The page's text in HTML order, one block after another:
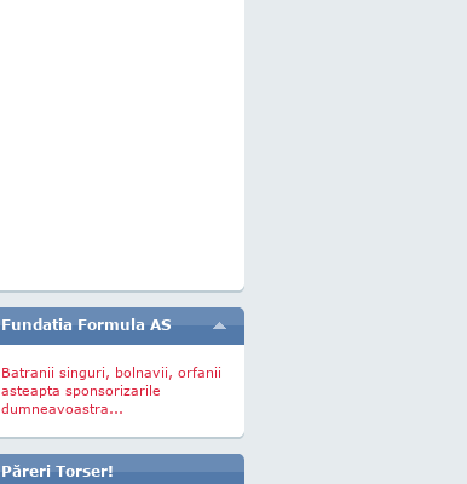
Fundatia Formula AS
Batranii singuri, bolnavii, orfanii
asteapta sponsorizarile
dumneavoastra...
Păreri Torser!